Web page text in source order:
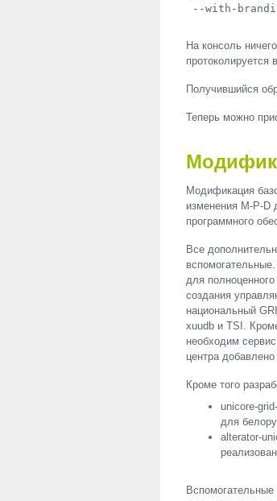
--with-
На консоль
Получившийся
Теперь можно
Модификация
изменения M-P-D
программного
Все
для
создания
национальный
xuudb и TSI .
необходим
центра
Кроме того
unicore-
для
alterator-
Вспомогательные